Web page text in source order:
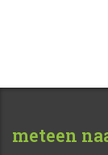
meteen